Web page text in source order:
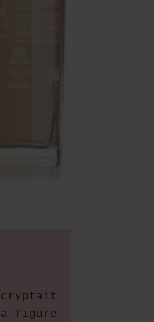
figure